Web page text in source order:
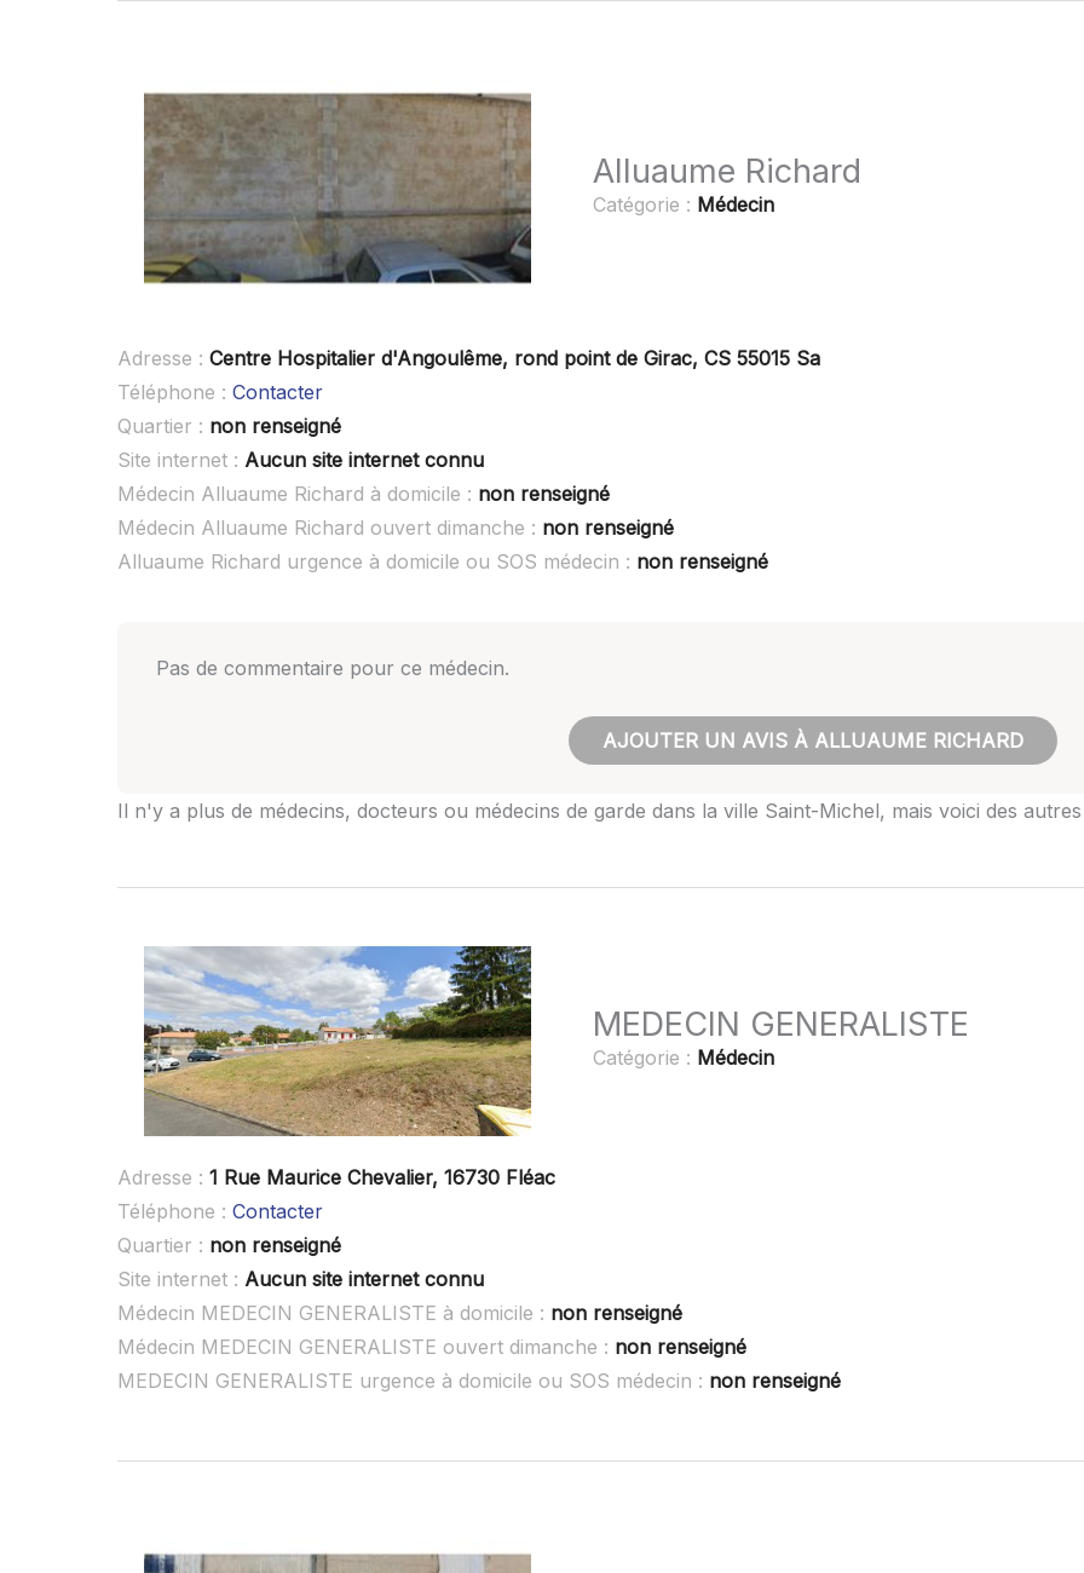
Alluaume Richard
Catégorie : Médecin
Adresse : Centre Hospitalier d'Angoulême, rond point de Girac, CS 55015 Sa
Téléphone : Contacter
Quartier : non renseigné
Site internet : Aucun site internet connu
Médecin Alluaume Richard à domicile : non renseigné
Médecin Alluaume Richard ouvert dimanche : non renseigné
Alluaume Richard urgence à domicile ou SOS médecin : non renseigné
Pas de commentaire pour ce médecin.
AJOUTER UN AVIS À ALLUAUME RICHARD
Il n'y a plus de médecins, docteurs ou médecins de garde dans la ville Saint-Michel, mais voici des
MEDECIN GENERALISTE
Catégorie : Médecin
Adresse : 1 Rue Maurice Chevalier, 16730 Fléac
Téléphone : Contacter
Quartier : non renseigné
Site internet : Aucun site internet connu
Médecin MEDECIN GENERALISTE à domicile : non renseigné
Médecin MEDECIN GENERALISTE ouvert dimanche : non renseigné
MEDECIN GENERALISTE urgence à domicile ou SOS médecin : non renseigné